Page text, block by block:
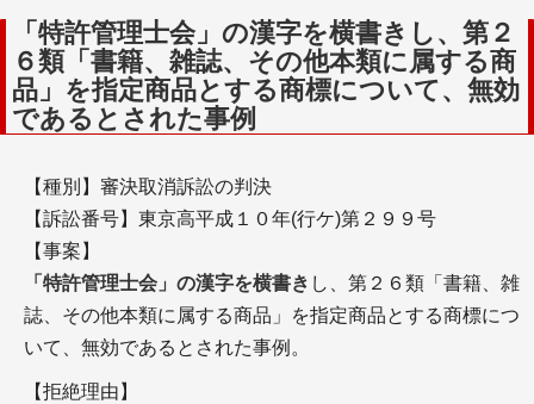
「特許管理士会」の漢字を横書きし、第２
６類「書籍、雑誌、その他本類に属する商
品」を指定商品とする商標について、無効
であるとされた事例
【種別】審決取消訴訟の判決
【訴訟番号】東京高平成１０年(行ケ)第２９９号
【事案】
「特許管理士会」の漢字を横書き し、第２６類「書籍、雑
誌、その他本類に属する商品」を指定商品とする商標につ
いて、無効であるとされた事例。
【拒絶理由】